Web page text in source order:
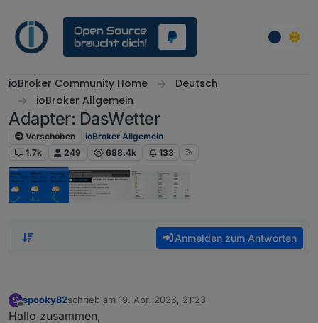
ioBroker Community Home
Deutsch
ioBroker Allgemein
Adapter: DasWetter
Verschoben
ioBroker Allgemein
1.7k
249 688.4k 133
Anmelden zum Antworten
S
Offline
spooky82schrieb am 19. Apr. 2026, 21:23
zuletzt editiert von
Hallo zusammen,